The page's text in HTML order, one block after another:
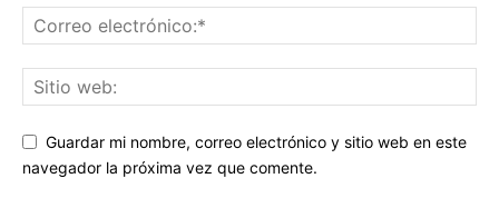
Guardar mi nombre, correo electrónico y sitio web en este
navegador la próxima vez que comente.